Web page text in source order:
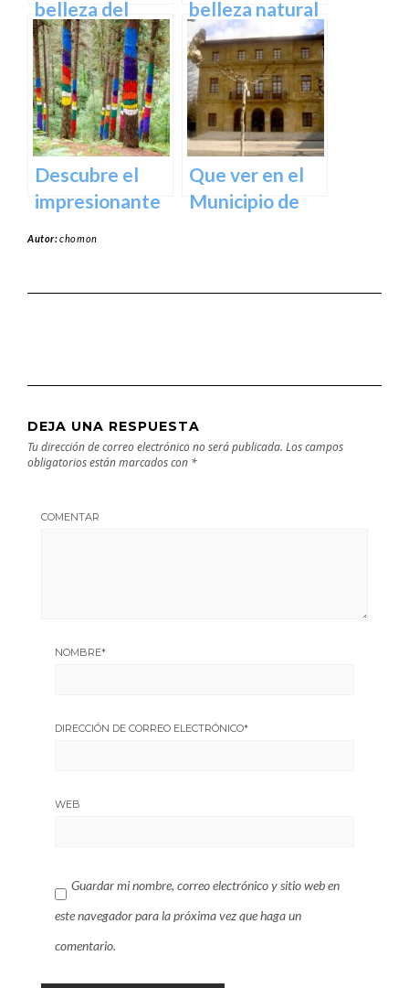
belleza del
Santuario de
Arantzazu en
Guipuzcoa –
Guía turística y
cultural
belleza natural
del Parque
Natural de
Aralar en tu
próxima
escapada
Descubre el
impresionante
Que ver en el
Municipio de
Autor:chomon
DEJA UNA RESPUESTA
Tu dirección de correo electrónico no será publicada. Los campos
obligatorios están marcados con *
COMENTAR
NOMBRE*
DIRECCIÓN DE CORREO ELECTRÓNICO*
WEB
Guardar mi nombre, correo electrónico y sitio web en
este navegador para la próxima vez que haga un
comentario.